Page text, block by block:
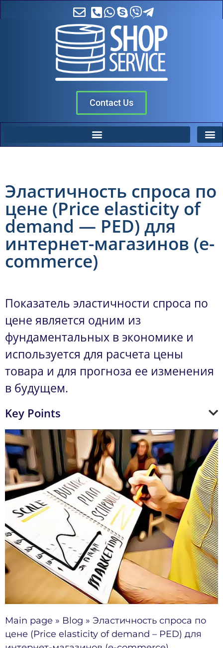
Contact Us
Эластичность спроса по
цене (Price elasticity of
demand — PED) для
интернет-магазинов (e-
commerce)
Показатель эластичности спроса по
цене является одним из
фундаментальных в экономике и
используется для расчета цены
товара и для прогноза ее изменения
в будущем.
Key Points
Main page » Blog » Эластичность спроса по
цене (Price elasticity of demand – PED) для